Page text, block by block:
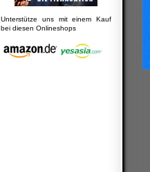
Unterstütze uns mit einem Kauf
bei diesen Onlineshops